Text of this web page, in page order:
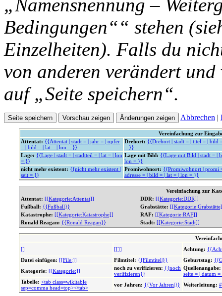
„Namensnennung –
Bedingungen““ stehen
Einzelheiten). Falls du
von anderen verändert
auf „Seite speichern“.
Abbrechen |
Vereinfachung zur
Attentat: {{Attentat | stadt = | jahr = | opfer
= | bild = | lat = | lon = }}
Drehort: {{Drehort | stadt = | titel = | bild
= }}
Lage: {{Lage | stadt = | stadtteil = | lat = | lon
= }}
Lage mit Bild: {{Lage mit Bild | stadt = |
lon = }}
nicht mehr existent: {{nicht mehr existent |
seit = }}
Promiwohnort: {{Promiwohnort | promi
adresse = | bild = | lat = | lon = }}
Vereinfachung zur
Attentat: [[Kategorie:Attentat]] DDR: [[Kategorie:DDR]]
Fußball: {{Fußball}} Grabstätte:
Katastrophe: [[Kategorie:Katastrophe]] RAF: [[Kategorie:RAF]]
Ronald Reagan: {{Ronald Reagan}} Stadt: [[Kategorie:Stadt]]
[]
[[]] Achtung:
Datei einfügen: [[File:]] Filmtitel: {{Filmtitel|}} Geburtstag:
Kategorie: [[Kategorie:]] noch zu verifizieren: {{noch
verifizieren}}
Quellenangabe:
seite = | datum
Tabelle: <tab class=wikitable
sep=comma head=top></tab>
vor Jahren: {{Vor Jahren|}} Weiterleitung: